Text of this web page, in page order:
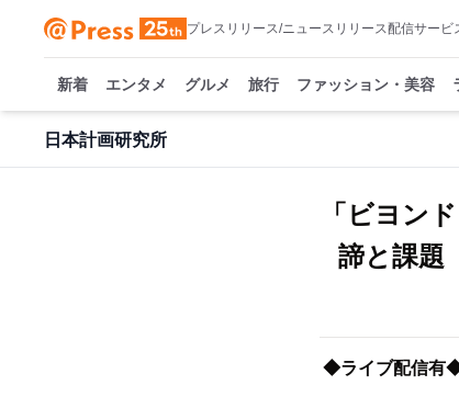
プレスリリース/ニュースリリース配信サービ
新着 エンタメ グルメ 旅行 ファッション・美容
日本計画研究所
「ビヨン
諦と課題
◆ライブ配信有